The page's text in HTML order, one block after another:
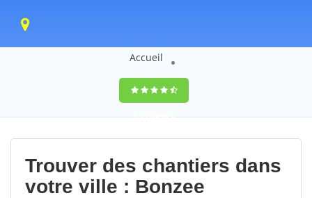
Accueil
9,5(100%)0
votes
Trouver des chantiers dans
votre ville : Bonzee